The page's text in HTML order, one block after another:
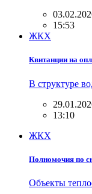
15:53
ЖКХ
Квитанции на
В структуре
13:10
ЖКХ
Полномочия по
Объекты